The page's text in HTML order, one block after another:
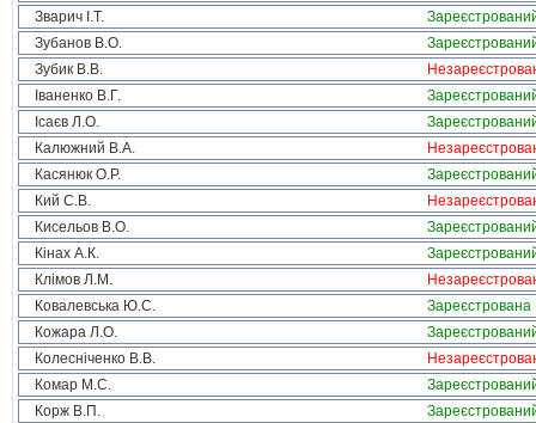
Зварич І.Т.
Зубанов В.О.
Зубик В.В.
Іваненко В.Г.
Ісаєв Л.О.
Калюжний В.А.
Касянюк О.Р.
Кий С.В.
Кисельов В.О.
Кінах А.К.
Клімов Л.М.
Ковалевська Ю.С.
Зареєстрована
Кожара Л.О.
Колесніченко В.В.
Комар М.С.
Корж В.П.